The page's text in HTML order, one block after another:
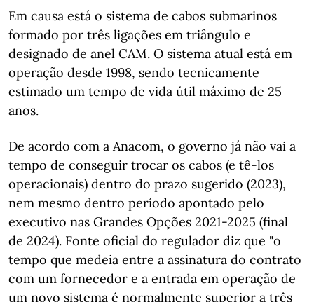
Em causa está o sistema de cabos submarinos
formado por três ligações em triângulo e
designado de anel CAM. O sistema atual está em
operação desde 1998, sendo tecnicamente
estimado um tempo de vida útil máximo de 25
anos.
De acordo com a Anacom, o governo já não vai a
tempo de conseguir trocar os cabos (e tê-los
operacionais) dentro do prazo sugerido (2023),
nem mesmo dentro período apontado pelo
executivo nas Grandes Opções 2021-2025 (final
de 2024). Fonte oficial do regulador diz que "o
tempo que medeia entre a assinatura do contrato
com um fornecedor e a entrada em operação de
um novo sistema é normalmente superior a três